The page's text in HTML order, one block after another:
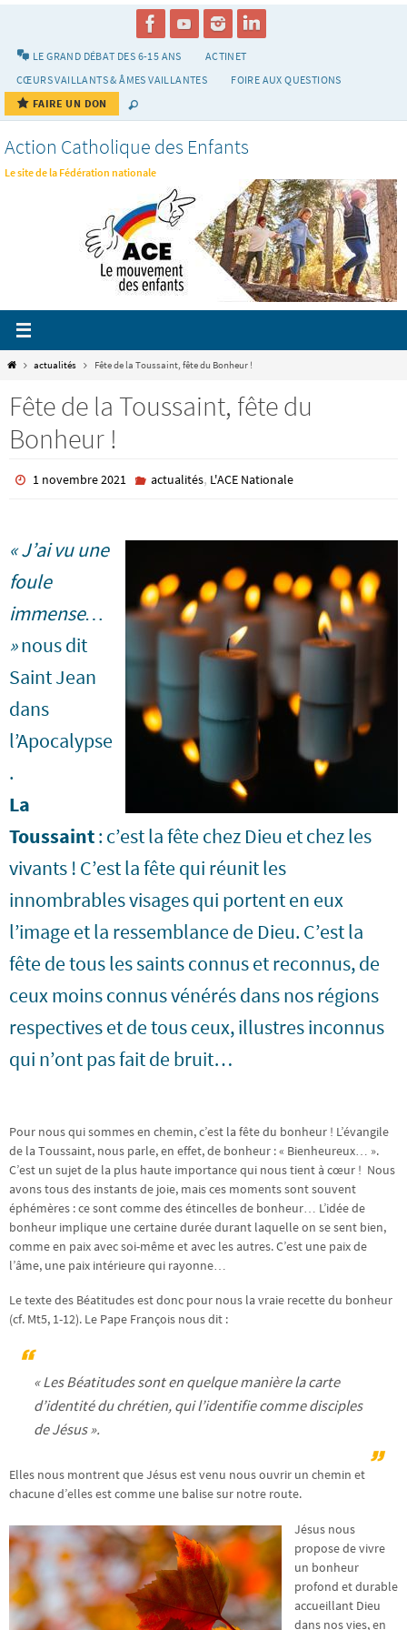
LE GRAND DÉBAT DES 6-15 ANS
ACTINET
CŒURS VAILLANTS & ÂMES VAILLANTES
FOIRE AUX QUESTIONS
FAIRE UN DON
Action Catholique des Enfants
Le site de la Fédération nationale
Homeactualités Fête de la Toussaint, fête du Bonheur !
Fête de la Toussaint, fête du
Bonheur !
1 novembre 2021 actualités, L'ACE Nationale
« J’ai vu une
foule
immense…
»nous dit
Saint Jean
dans
l’Apocalypse
.
La
Toussaint: c’est la fête chez Dieu et chez les
vivants ! C’est la fête qui réunit les
innombrables visages qui portent en eux
l’image et la ressemblance de Dieu. C’est la
fête de tous les saints connus et reconnus, de
ceux moins connus vénérés dans nos régions
respectives et de tous ceux, illustres inconnus
qui n’ont pas fait de bruit…
Pour nous qui sommes en chemin, c’est la fête du bonheur ! L’évangile
de la Toussaint, nous parle, en effet, de bonheur : « Bienheureux… ».
C’est un sujet de la plus haute importance qui nous tient à cœur ! Nous
avons tous des instants de joie, mais ces moments sont souvent
éphémères : ce sont comme des étincelles de bonheur… L’idée de
bonheur implique une certaine durée durant laquelle on se sent bien,
comme en paix avec soi-même et avec les autres. C’est une paix de
l’âme, une paix intérieure qui rayonne…
Le texte des Béatitudes est donc pour nous la vraie recette du bonheur
(cf. Mt5, 1-12). Le Pape François nous dit :
« Les Béatitudes sont en quelque manière la carte
d’identité du chrétien, qui l’identifie comme disciples
de Jésus ».
Elles nous montrent que Jésus est venu nous ouvrir un chemin et
chacune d’elles est comme une balise sur notre route.
Jésus nous
propose de vivre
un bonheur
profond et durable
accueillant Dieu
dans nos vies, en